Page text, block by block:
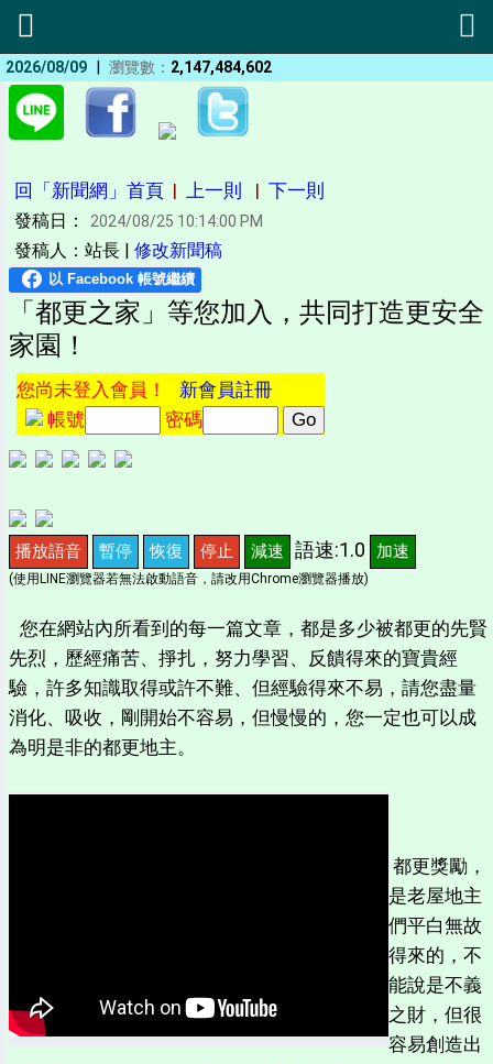
2026/08/09 | 瀏覽數： 2,147,484,602
回「新聞網」首頁 | 上一則 | 下一則
發稿日： 2024/08/25 10:14:00 PM
發稿人：站長 | 修改新聞稿
「都更之家」等您加入，共同打造更安全
家園！
您尚未登入會員！ 新會員註冊
帳號
密碼
播放語音 暫停 恢復 停止 減速 語速:1.0 加速
(使用LINE瀏覽器若無法啟動語音，請改用Chrome瀏覽器播放)
您在網站內所看到的每一篇文章，都是多少被都更的先賢
先烈，歷經痛苦、掙扎，努力學習、反饋得來的寶貴經
驗，許多知識取得或許不難、但經驗得來不易，請您盡量
消化、吸收，剛開始不容易，但慢慢的，您一定也可以成
為明是非的都更地主。
都更獎勵，
是老屋地主
們平白無故
得來的，不
能說是不義
之財，但很
容易創造出